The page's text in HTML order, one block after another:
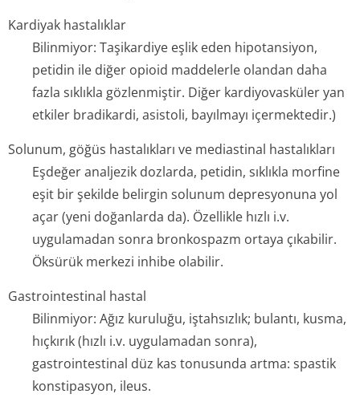
Kardiyak hastalıklar
Bilinmiyor: Taşikardiye eşlik eden hipotansiyon,
petidin ile diğer opioid maddelerle olandan daha
fazla sıklıkla gözlenmiştir. Diğer kardiyovasküler yan
etkiler bradikardi, asistoli, bayılmayı içermektedir.)
Solunum, göğüs hastalıkları ve mediastinal hastalıkları
Eşdeğer analjezik dozlarda, petidin, sıklıkla morfine
eşit bir şekilde belirgin solunum depresyonuna yol
açar (yeni doğanlarda da). Özellikle hızlı i.v.
uygulamadan sonra bronkospazm ortaya çıkabilir.
Öksürük merkezi inhibe olabilir.
Gastrointestinal hastal
Bilinmiyor: Ağız kuruluğu, iştahsızlık; bulantı, kusma,
hıçkırık (hızlı i.v. uygulamadan sonra),
gastrointestinal düz kas tonusunda artma: spastik
konstipasyon, i­leus.